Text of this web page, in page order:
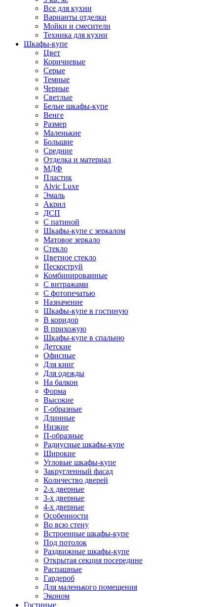
Все для кухни
Варианты отделки
Мойки и смесители
Техника для кухни
Шкафы-купе
Цвет
Коричневые
Серые
Темные
Черные
Светлые
Белые шкафы-купе
Венге
Размер
Маленькие
Большие
Средние
Отделка и материал
МДФ
Пластик
Alvic Luxe
Эмаль
Акрил
ДСП
С патиной
Шкафы-купе с зеркалом
Матовое зеркало
Стекло
Цветное стекло
Пескоструй
Комбинированные
С витражами
С фотопечатью
Назначение
Шкафы-купе в гостиную
В коридор
В прихожую
Шкафы-купе в спальню
Детские
Офисные
Для книг
Для одежды
На балкон
Форма
Высокие
Г-образные
Длинные
Низкие
П-образные
Радиусные шкафы-купе
Широкие
Угловые шкафы-купе
Закругленный фасад
Количество дверей
2-х дверные
3-х дверные
4-х дверные
Особенности
Во всю стену
Встроенные шкафы-купе
Под потолок
Раздвижные шкафы-купе
Открытая секция посередине
Распашные
Гардероб
Для маленького помещения
Эконом
Гостиные